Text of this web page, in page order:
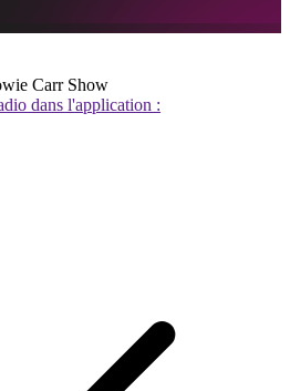
Carr Show
dans l'application :